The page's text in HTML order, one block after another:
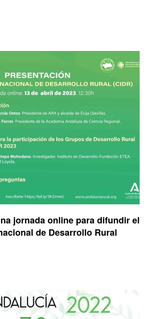
jornada online para difundir el
de Desarrollo Rural